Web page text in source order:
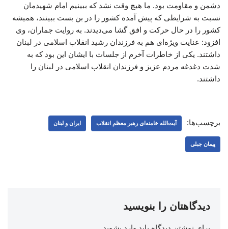
دشمن و مقاومت بود. ما هیچ وقت نشد که ببینیم امام شهیدمان
نسبت به شرایطی که پیش آمده کشور را در بن بست ببینند، همیشه
کشور را در حال حرکت و افق گشا می‌دیدند. به روایت جماران، وی
افزود: عنایت ویژه‌ای هم به فرزندان رشید انقلاب اسلامی در لبنان
داشتند. یکی از خاطرات آخرم از جلسات با ایشان این بود که به
شدت دغدغه مردم عزیز و فرزندان انقلاب اسلامی در لبنان را
داشتند.
برچسب‌ها: آیت‌الله خامنه‌ای رهبر معظم انقلاب ایران و لبنان
پیمان جبلی
دیدگاهتان را بنویسید